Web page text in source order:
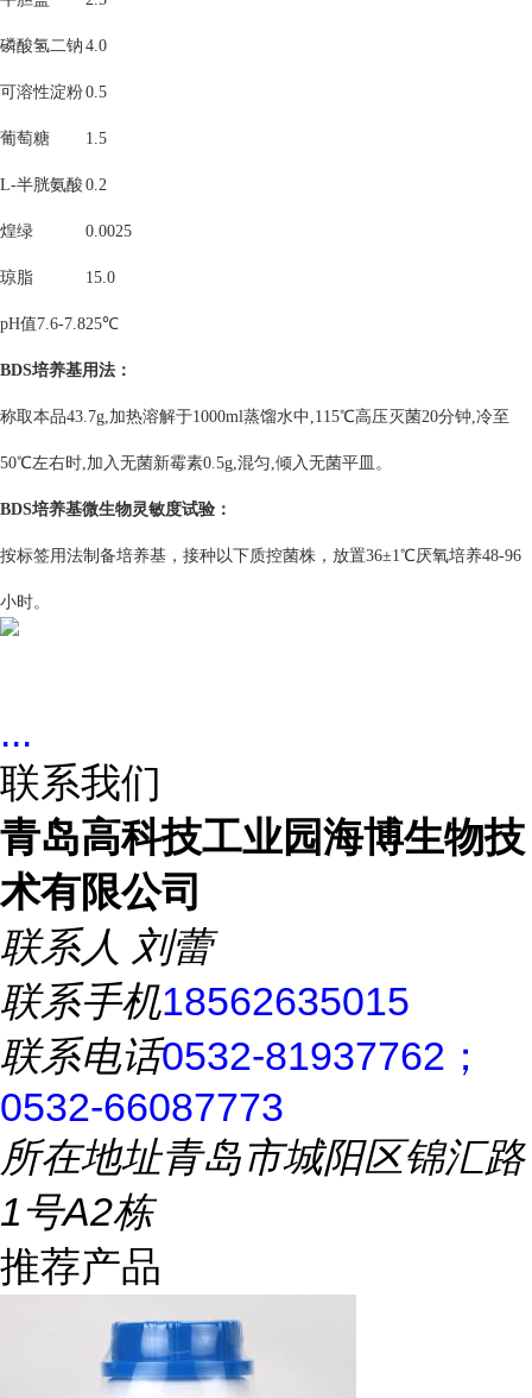
磷酸氢二钠 4.0
可溶性淀粉0.5
葡萄糖 1.5
L-半胱氨酸 0.2
煌绿 0.0025
琼脂 15.0
pH值7.6-7.825℃
BDS培养基用法：
称取本品43.7g,加热溶解于1000ml蒸馏水中,115℃高压灭菌20分钟,冷至
50℃左右时,加入无菌新霉素0.5g,混匀,倾入无菌平皿。
BDS培养基微生物灵敏度试验：
按标签用法制备培养基，接种以下质控菌株，放置36±1℃厌氧培养48-96
小时。
...
联系我们
青岛高科技工业园海博生物技
术有限公司
联系人 刘蕾
联系手机18562635015
联系电话0532-81937762；
0532-66087773
所在地址青岛市城阳区锦汇路
1号A2栋
推荐产品